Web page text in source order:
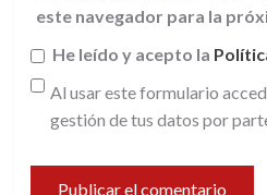
este navegador para la
He leído y acepto la
Al usar este formulario
gestión de tus datos por